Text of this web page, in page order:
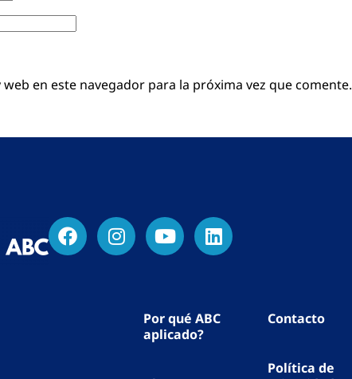
en este navegador para la próxima vez que comente.
Por qué ABC
aplicado?
Contacto
Política de